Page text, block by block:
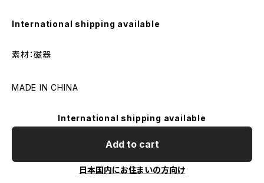
International shipping available
素材：磁器
MADE IN CHINA
International shipping available
Add to cart
日本国内にお住まいの方向け